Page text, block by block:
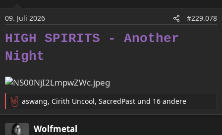
n
e
n
:
09. Juli 2026 #229.078
HIGH SPIRITS - Another
Night
R
e
a
aswang, Cirith Uncool, SacredPast und 16 andere
Wolfmetal